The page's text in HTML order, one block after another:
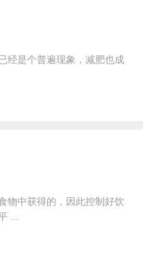
是个普遍现象，减肥也成
中获得的，因此控制好饮
...